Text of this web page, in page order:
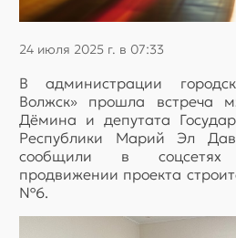
24 июля 2025 г. в 07:33
В администрации
Волжск» прошла встреча
Дёмина и депутата
Республики Марий Эл
сообщили в соцсетях
продвижении проекта
№6.